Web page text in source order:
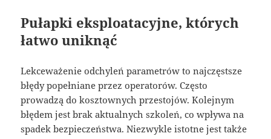
Pułapki eksploatacyjne, których
łatwo uniknąć
Lekceważenie odchyleń parametrów to najczęstsze
błędy popełniane przez operatorów. Często
prowadzą do kosztownych przestojów. Kolejnym
błędem jest brak aktualnych szkoleń, co wpływa na
spadek bezpieczeństwa. Niezwykle istotne jest także